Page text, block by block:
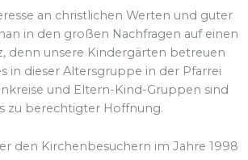
an christlichen Werten und guter
in den großen Nachfragen auf einen
denn unsere Kindergärten betreuen
in dieser Altersgruppe in der Pfarrei
und Eltern-Kind-Gruppen sind
zu berechtigter Hoffnung.
den Kirchenbesuchern im Jahre 1998